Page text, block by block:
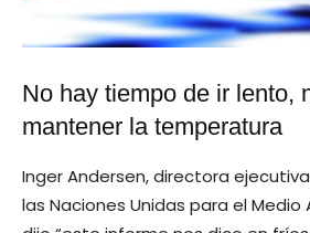
No hay tiempo de ir lento,
mantener la temperatura
Inger Andersen, directora
las Naciones Unidas para el Medio